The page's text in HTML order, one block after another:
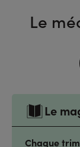
Le
Le
Chaque